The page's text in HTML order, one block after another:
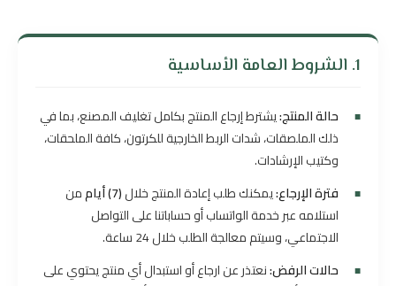
1. الشروط العامة الأساسية
حالة المنتج:يشترط إرجاع المنتج بكامل تغليف المصنع، بما في
ذلك الملصقات، شدات الربط الخارجية للكرتون، كافة الملحقات،
وكتيب الإرشادات.
فترة الإرجاع:يمكنك طلب إعادة المنتج خلال(7) أيام
من
استلامه عبر خدمة الواتساب أو حساباتنا على التواصل
الاجتماعي، وسيتم معالجة الطلب خلال 24 ساعة.
حالات الرفض:نعتذر عن ارجاع أو استبدال أي منتج يحتوي على